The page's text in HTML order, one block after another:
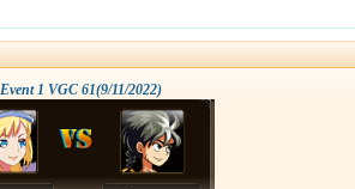
Event 1 VGC 61(9/11/2022)